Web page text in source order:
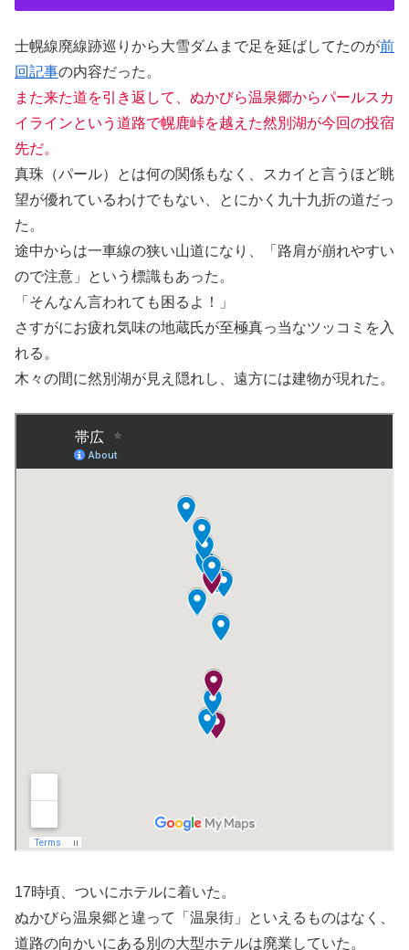
士幌線廃線跡巡りから大雪ダムまで足を延ばしてたのが前
回記事の内容だった。
また来た道を引き返して、ぬかびら温泉郷からパールスカ
イラインという道路で幌鹿峠を越えた然別湖が今回の投宿
先だ。
真珠（パール）とは何の関係もなく、スカイと言うほど眺
望が優れているわけでもない、とにかく九十九折の道だっ
た。
途中からは一車線の狭い山道になり、「路肩が崩れやすい
ので注意」という標識もあった。
「そんなん言われても困るよ！」
さすがにお疲れ気味の地蔵氏が至極真っ当なツッコミを入
れる。
木々の間に然別湖が見え隠れし、遠方には建物が現れた。
17時頃、ついにホテルに着いた。
ぬかびら温泉郷と違って「温泉街」といえるものはなく、
道路の向かいにある別の大型ホテルは廃業していた。